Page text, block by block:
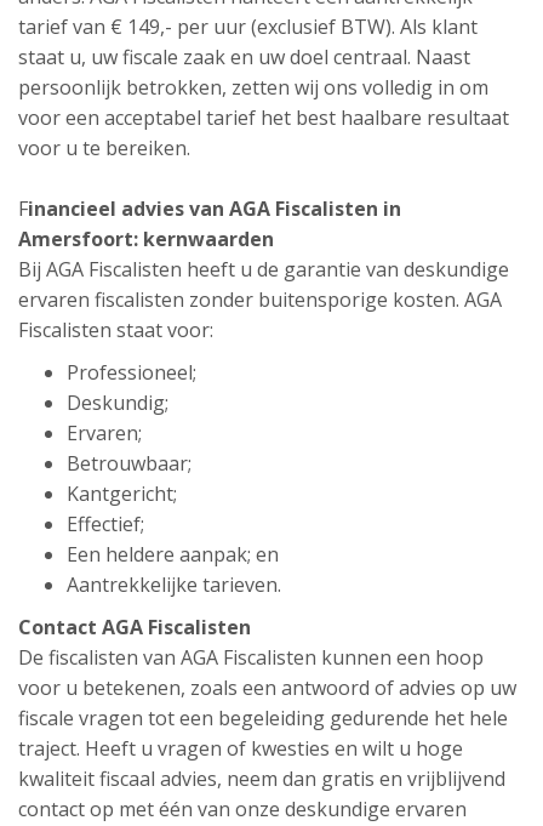
tarief van € 149,- per uur (exclusief BTW). Als klant
staat u, uw fiscale zaak en uw doel centraal. Naast
persoonlijk betrokken, zetten wij ons volledig in om
voor een acceptabel tarief het best haalbare resultaat
voor u te bereiken.
Financieel advies van AGA Fiscalisten in
Amersfoort: kernwaarden
Bij AGA Fiscalisten heeft u de garantie van deskundige
ervaren fiscalisten zonder buitensporige kosten. AGA
Fiscalisten staat voor:
Professioneel;
Deskundig;
Ervaren;
Betrouwbaar;
Kantgericht;
Effectief;
Een heldere aanpak; en
Aantrekkelijke tarieven.
Contact AGA Fiscalisten
De fiscalisten van AGA Fiscalisten kunnen een hoop
voor u betekenen, zoals een antwoord of advies op uw
fiscale vragen tot een begeleiding gedurende het hele
traject. Heeft u vragen of kwesties en wilt u hoge
kwaliteit fiscaal advies, neem dan gratis en vrijblijvend
contact op met één van onze deskundige ervaren